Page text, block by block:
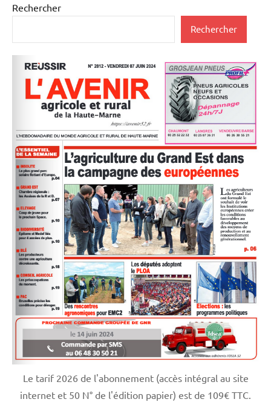
Rechercher
Rechercher
Le tarif 2026 de l'abonnement (accès intégral au site
internet et 50 N° de l'édition papier) est de 109€ TTC.